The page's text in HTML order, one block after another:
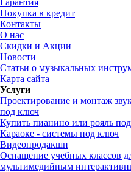
Покупка в кредит
Контакты
О нас
Скидки и Акции
Новости
Статьи о музыкальных
Карта сайта
Услуги
Проектирование и монтаж
под ключ
Купить пианино или рояль под
Караоке - системы под ключ
Видеопродакшн
Оснащение учебных классов
мультимедийным